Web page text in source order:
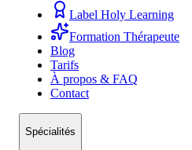
Label Holy Learning
Formation Thérapeute
Blog
Tarifs
À propos & FAQ
Contact
Spécialités